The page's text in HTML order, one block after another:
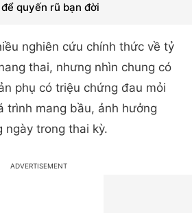
quyến rũ bạn đời
nghiên cứu chính thức về tỷ
thai, nhưng nhìn chung có
phụ có triệu chứng đau mỏi
trình mang bầu, ảnh hưởng
ngày trong thai kỳ.